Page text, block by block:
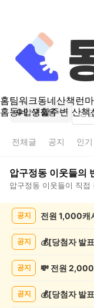
홈팀워크동네산책런
홈동네 생활주변 산책
압구정동
전체글 공지 인기
압구정동 이웃들의
압구정동 이웃들이 직접
공지 전원 1,000캐
공지
공지
공지